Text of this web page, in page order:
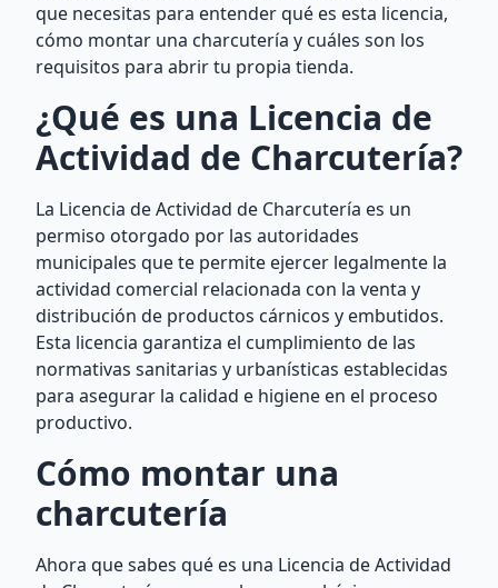
que necesitas para entender qué es esta licencia,
cómo montar una charcutería y cuáles son los
requisitos para abrir tu propia tienda.
¿Qué es una Licencia de
Actividad de Charcutería?
La Licencia de Actividad de Charcutería es un
permiso otorgado por las autoridades
municipales que te permite ejercer legalmente la
actividad comercial relacionada con la venta y
distribución de productos cárnicos y embutidos.
Esta licencia garantiza el cumplimiento de las
normativas sanitarias y urbanísticas establecidas
para asegurar la calidad e higiene en el proceso
productivo.
Cómo montar una
charcutería
Ahora que sabes qué es una Licencia de Actividad